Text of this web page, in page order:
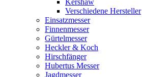
Kershaw
Verschiedene Hersteller
Einsatzmesser
Finnenmesser
Gürtelmesser
Heckler & Koch
Hirschfänger
Hubertus Messer
Jagdmesser